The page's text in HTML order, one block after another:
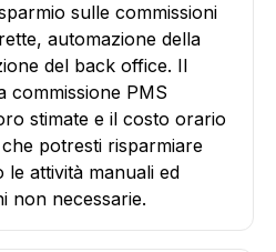
sulle commissioni
automazione della
del back office. Il
commissione PMS
stimate e il costo orario
potresti risparmiare
le attività manuali ed
non necessarie.